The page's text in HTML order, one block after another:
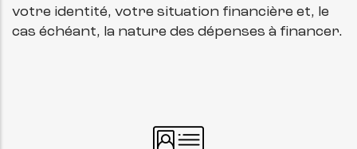
votre identité, votre situation financière et, le
cas échéant, la nature des dépenses à financer.